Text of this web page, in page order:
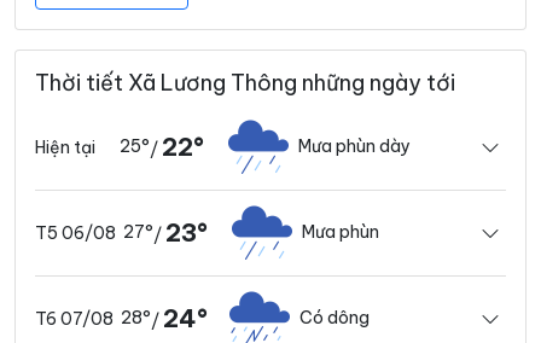
Thời tiết Xã Lương Thông những ngày tới
Hiện tại 25°/ 22° Mưa phùn dày
T5 06/08 27°/ 23° Mưa phùn
T6 07/08 28°/ 24° Có dông